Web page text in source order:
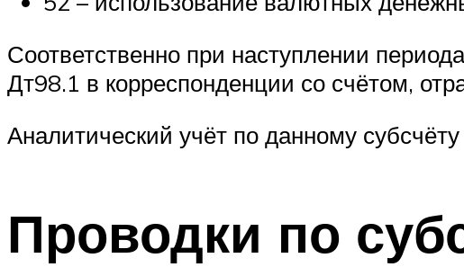
Соответственно при наступлении
Дт98.1 в корреспонденции со счётом,
Аналитический учёт по данному
Проводки по